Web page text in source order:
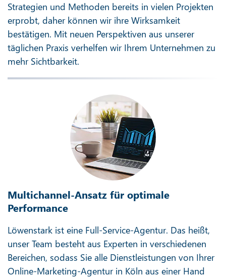
Strategien und Methoden bereits in vielen Projekten
erprobt, daher können wir ihre Wirksamkeit
bestätigen. Mit neuen Perspektiven aus unserer
täglichen Praxis verhelfen wir Ihrem Unternehmen zu
mehr Sichtbarkeit.
Multichannel-Ansatz für optimale
Performance
Löwenstark ist eine Full-Service-Agentur. Das heißt,
unser Team besteht aus Experten in verschiedenen
Bereichen, sodass Sie alle Dienstleistungen von Ihrer
Online-Marketing-Agentur in Köln aus einer Hand